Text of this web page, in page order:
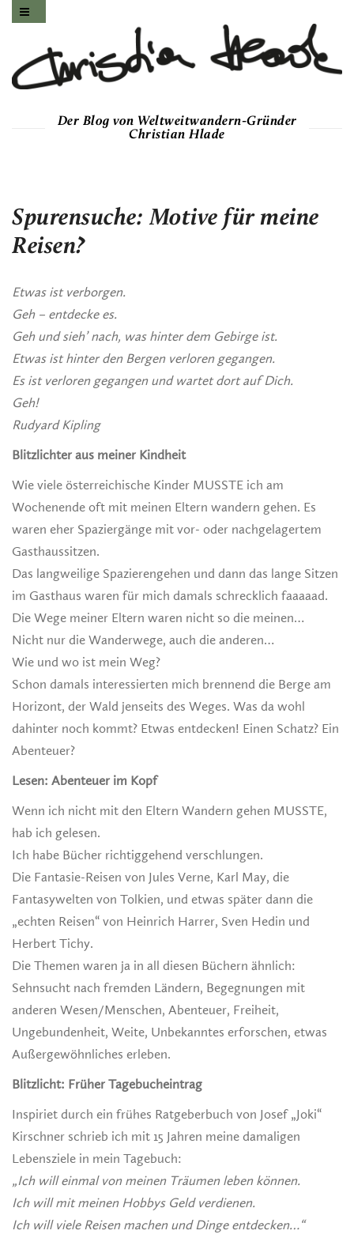
Der Blog von Weltweitwandern-Gründer
Christian Hlade
Spurensuche: Motive für meine
Reisen?
Etwas ist verborgen.
Geh – entdecke es.
Geh und sieh’ nach, was hinter dem Gebirge ist.
Etwas ist hinter den Bergen verloren gegangen.
Es ist verloren gegangen und wartet dort auf Dich.
Geh!
Rudyard Kipling
Blitzlichter aus meiner Kindheit
Wie viele österreichische Kinder MUSSTE ich am
Wochenende oft mit meinen Eltern wandern gehen. Es
waren eher Spaziergänge mit vor- oder nachgelagertem
Gasthaussitzen.
Das langweilige Spazierengehen und dann das lange Sitzen
im Gasthaus waren für mich damals schrecklich faaaaad.
Die Wege meiner Eltern waren nicht so die meinen…
Nicht nur die Wanderwege, auch die anderen…
Wie und wo ist mein Weg?
Schon damals interessierten mich brennend die Berge am
Horizont, der Wald jenseits des Weges. Was da wohl
dahinter noch kommt? Etwas entdecken! Einen Schatz? Ein
Abenteuer?
Lesen: Abenteuer im Kopf
Wenn ich nicht mit den Eltern Wandern gehen MUSSTE,
hab ich gelesen.
Ich habe Bücher richtiggehend verschlungen.
Die Fantasie-Reisen von Jules Verne, Karl May, die
Fantasywelten von Tolkien, und etwas später dann die
„echten Reisen“ von Heinrich Harrer, Sven Hedin und
Herbert Tichy.
Die Themen waren ja in all diesen Büchern ähnlich:
Sehnsucht nach fremden Ländern, Begegnungen mit
anderen Wesen/Menschen, Abenteuer, Freiheit,
Ungebundenheit, Weite, Unbekanntes erforschen, etwas
Außergewöhnliches erleben.
Blitzlicht: Früher Tagebucheintrag
Inspiriet durch ein frühes Ratgeberbuch von Josef „Joki“
Kirschner schrieb ich mit 15 Jahren meine damaligen
Lebensziele in mein Tagebuch:
„Ich will einmal von meinen Träumen leben können.
Ich will mit meinen Hobbys Geld verdienen.
Ich will viele Reisen machen und Dinge entdecken…“